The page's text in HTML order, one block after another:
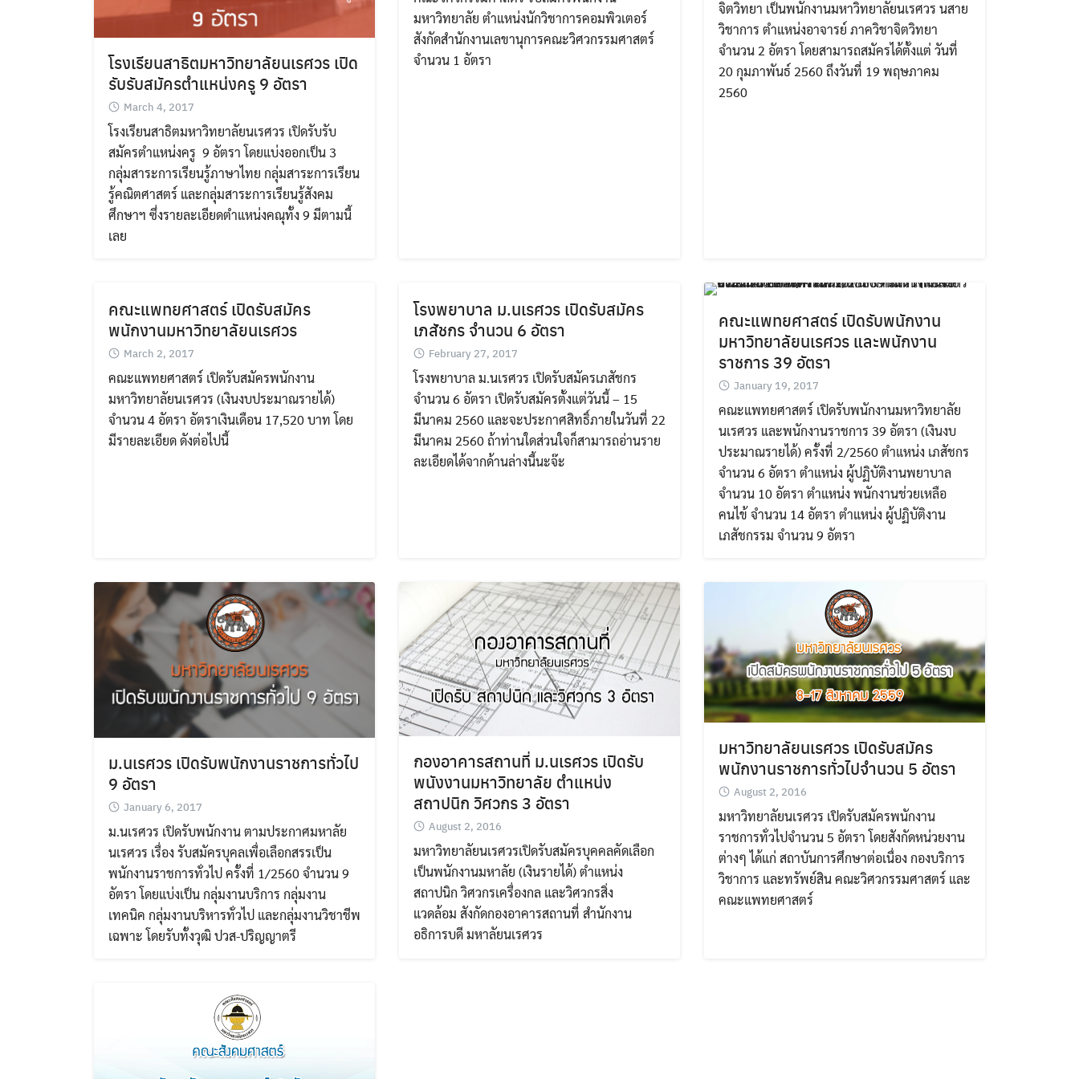
Search
for:
Search
โรงเรียนสาธิตมหาวิทยาลัยนเรศวร เปิด
รับรับสมัครตำแหน่งครู 9 อัตรา
March 4, 2017
โรงเรียนสาธิตมหาวิทยาลัยนเรศวร เปิดรับรับ
สมัครตำแหน่งครู 9 อัตรา โดยแบ่งออกเป็น 3
กลุ่มสาระการเรียนรู้ภาษาไทย กลุ่มสาระการเรียน
รู้คณิตศาสตร์ และกลุ่มสาระการเรียนรู้สังคม
ศึกษาฯ ซึ่งรายละเอียดตำแหน่งคณุทั้ง 9 มีตามนี้
เลย
มหาวิทยาลัย ตำแหน่งนักวิชาการคอมพิวเตอร์
สังกัดสำนักงานเลขานุการคณะวิศวกรรมศาสตร์
จำนวน 1 อัตรา
จิตวิทยา เป็นพนักงานมหาวิทยาลัยนเรศวร นสาย
วิชาการ ตำแหน่งอาจารย์ ภาควิชาจิตวิทยา
จำนวน 2 อัตรา โดยสามารถสมัครได้ตั้งแต่ วันที่
20 กุมภาพันธ์ 2560 ถึงวันที่ 19 พฤษภาคม
2560
คณะแพทยศาสตร์ เปิดรับสมัคร
พนักงานมหาวิทยาลัยนเรศวร
March 2, 2017
คณะแพทยศาสตร์ เปิดรับสมัครพนักงาน
มหาวิทยาลัยนเรศวร (เงินงบประมาณรายได้)
จำนวน 4 อัตรา อัตราเงินเดือน 17,520 บาท โดย
มีรายละเอียด ดังต่อไปนี้
โรงพยาบาล ม.นเรศวร เปิดรับสมัคร
เภสัชกร จำนวน 6 อัตรา
February 27, 2017
โรงพยาบาล ม.นเรศวร เปิดรับสมัครเภสัชกร
จำนวน 6 อัตรา เปิดรับสมัครตั้งแต่วันนี้ – 15
มีนาคม 2560 และจะประกาศสิทธิ์ภายในวันที่ 22
มีนาคม 2560 ถ้าท่านใดส่วนใจก็สามารถอ่านราย
ละเอียดได้จากด้านล่างนี้นะจ๊ะ
คณะแพทยศาสตร์ เปิดรับพนักงาน
มหาวิทยาลัยนเรศวร และพนักงาน
ราชการ 39 อัตรา
January 19, 2017
คณะแพทยศาสตร์ เปิดรับพนักงานมหาวิทยาลัย
นเรศวร และพนักงานราชการ 39 อัตรา (เงินงบ
ประมาณรายได้) ครั้งที่ 2/2560 ตำแหน่ง เภสัชกร
จำนวน 6 อัตรา ตำแหน่ง ผู้ปฏิบัติงานพยาบาล
จำนวน 10 อัตรา ตำแหน่ง พนักงานช่วยเหลือ
คนไข้ จำนวน 14 อัตรา ตำแหน่ง ผู้ปฏิบัติงาน
เภสัชกรรม จำนวน 9 อัตรา
ม.นเรศวร เปิดรับพนักงานราชการทั่วไป
9 อัตรา
January 6, 2017
ม.นเรศวร เปิดรับพนักงาน ตามประกาศมหาลัย
นเรศวร เรื่อง รับสมัครบุคลเพื่อเลือกสรรเป็น
พนักงานราชการทั่วไป ครั้งที่ 1/2560 จำนวน 9
อัตรา โดยแบ่งเป็น กลุ่มงานบริการ กลุ่มงาน
เทคนิค กลุ่มงานบริหารทั่วไป และกลุ่มงานวิชาชีพ
เฉพาะ โดยรับทั้งวุฒิ ปวส-ปริญญาตรี
กองอาคารสถานที่ ม.นเรศวร เปิดรับ
พนังงานมหาวิทยาลัย ตำแหน่ง
สถาปนิก วิศวกร 3 อัตรา
August 2, 2016
มหาวิทยาลัยนเรศวรเปิดรับสมัครบุคคลคัดเลือก
เป็นพนักงานมหาลัย (เงินรายได้) ตำแหน่ง
สถาปนิก วิศวกรเครื่องกล และวิศวกรสิ่ง
แวดล้อม สังกัดกองอาคารสถานที่ สำนักงาน
อธิการบดี มหาลัยนเรศวร
มหาวิทยาลัยนเรศวร เปิดรับสมัคร
พนักงานราชการทั่วไปจำนวน 5 อัตรา
August 2, 2016
มหาวิทยาลัยนเรศวร เปิดรับสมัครพนักงาน
ราชการทั่วไปจำนวน 5 อัตรา โดยสังกัดหน่วยงาน
ต่างๆ ได้แก่ สถาบันการศึกษาต่อเนื่อง กองบริการ
วิชาการ และทรัพย์สิน คณะวิศวกรรมศาสตร์ และ
คณะแพทยศาสตร์